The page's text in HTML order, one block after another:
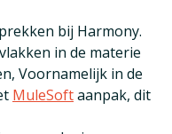
bij Harmony.
in de materie
Voornamelijk in de
MuleSoftaanpak, dit